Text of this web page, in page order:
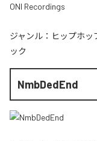
ONI Recordings
ジャンル： ヒップホ
ック
NmbDedEnd